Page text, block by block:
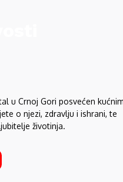
u Crnoj Gori posvećen
o njezi, zdravlju i ishrani, te
životinja.